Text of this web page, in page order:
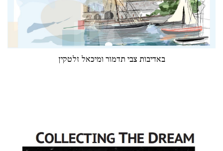
באדיבות צבי תדמור ומיכאל זלטקין